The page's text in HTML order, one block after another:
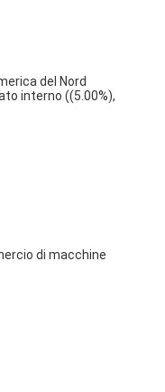
del Nord
interno ((5.00%),
di macchine